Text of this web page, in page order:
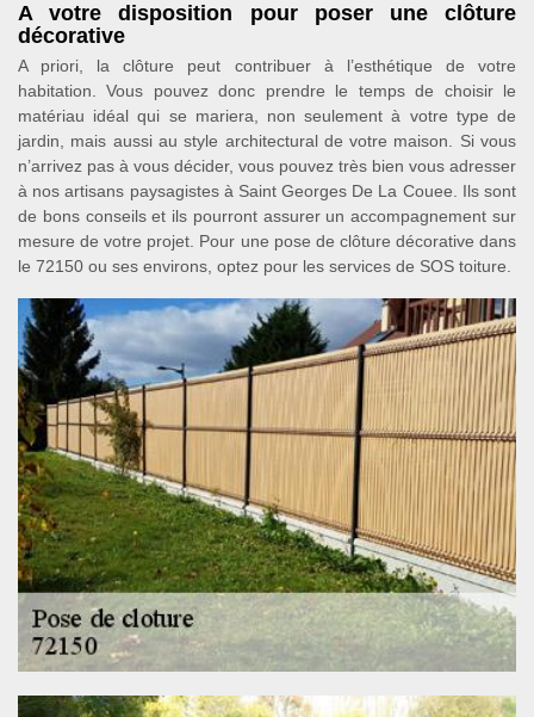
A votre disposition pour poser une clôture
décorative
A priori, la clôture peut contribuer à l’esthétique de votre
habitation. Vous pouvez donc prendre le temps de choisir le
matériau idéal qui se mariera, non seulement à votre type de
jardin, mais aussi au style architectural de votre maison. Si vous
n’arrivez pas à vous décider, vous pouvez très bien vous adresser
à nos artisans paysagistes à Saint Georges De La Couee. Ils sont
de bons conseils et ils pourront assurer un accompagnement sur
mesure de votre projet. Pour une pose de clôture décorative dans
le 72150 ou ses environs, optez pour les services de SOS toiture.